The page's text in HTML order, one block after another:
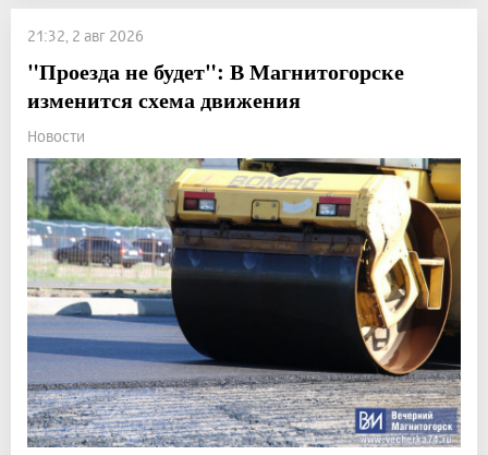
21:32, 2 авг 2026
"Проезда не будет": В Магнитогорске
изменится схема движения
Новости